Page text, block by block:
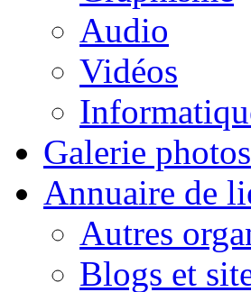
Audio
Vidéos
Galerie photos
Annuaire de
Autres
Blogs et